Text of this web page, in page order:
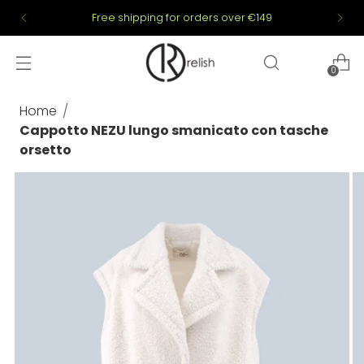
Free shipping for orders over €149
0
Home
Cappotto NEZU lungo smanicato con tasche
orsetto